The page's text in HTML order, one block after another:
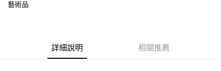
貨到付現給宅配司機 (大家電需貨到付款服務 請電洽0977103621)
藝術品
詳細說明 相關推薦